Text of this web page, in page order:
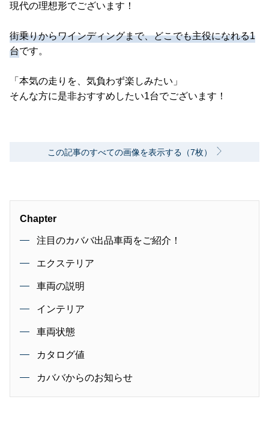
現代の理想形でございます！
街乗りからワインディングまで、どこでも主役になれる1
台です。
「本気の走りを、気負わず楽しみたい」
そんな方に是非おすすめしたい1台でございます！
この記事のすべての画像を表示する（7枚）
Chapter
注目のカババ出品車両をご紹介！
エクステリア
車両の説明
インテリア
車両状態
カタログ値
カババからのお知らせ